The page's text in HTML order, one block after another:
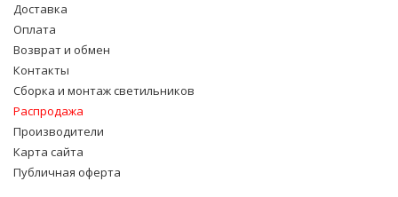
Доставка
Оплата
Возврат и обмен
Контакты
Сборка и монтаж светильников
Распродажа
Производители
Карта сайта
Публичная оферта